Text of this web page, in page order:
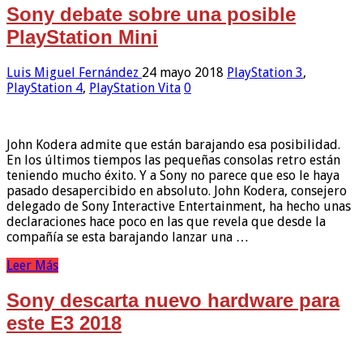
Sony debate sobre una posible
PlayStation Mini
Luis Miguel Fernández 24 mayo 2018 PlayStation 3,
PlayStation 4, PlayStation Vita 0
John Kodera admite que están barajando esa posibilidad.
En los últimos tiempos las pequeñas consolas retro están
teniendo mucho éxito. Y a Sony no parece que eso le haya
pasado desapercibido en absoluto. John Kodera, consejero
delegado de Sony Interactive Entertainment, ha hecho unas
declaraciones hace poco en las que revela que desde la
compañía se esta barajando lanzar una …
Leer Más
Sony descarta nuevo hardware para
este E3 2018